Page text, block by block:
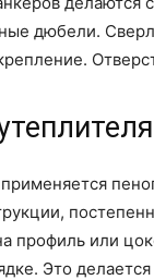
дюбели.
профиль или
Это